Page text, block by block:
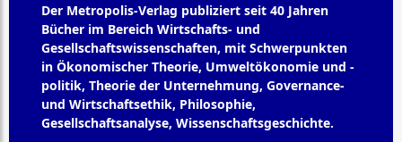
Der Metropolis-Verlag publiziert seit 40 Jahren
Bücher im Bereich Wirtschafts- und
Gesellschaftswissenschaften, mit Schwerpunkten
in Ökonomischer Theorie, Umweltökonomie und -
politik, Theorie der Unternehmung, Governance-
und Wirtschaftsethik, Philosophie,
Gesellschaftsanalyse, Wissenschaftsgeschichte.